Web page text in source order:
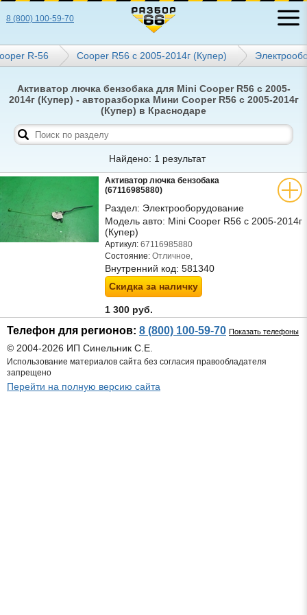
8 (800) 100-59-70
R-56 Cooper R56 с 2005-2014г (Купер)
Активатор лючка бензобака для Mini Cooper R56 с 2005-
2014г (Купер) - авторазборка Мини Cooper R56 с 2005-2014г
(Купер) в Краснодаре
Найдено: 1 результат
Активатор лючка бензобака
(67116985880)
Раздел: Электрооборудование
Модель авто: Mini Cooper R56 с 2005-2014г
(Купер)
Артикул: 67116985880
Состояние: Отличное,
Внутренний код: 581340
Скидка за наличку
1 300 руб.
Телефон для регионов: 8 (800) 100-59-70 Показать телефоны
© 2004-2026 ИП Синельник С.Е.
Использование материалов сайта без согласия правообладателя
запрещено
Перейти на полную версию сайта